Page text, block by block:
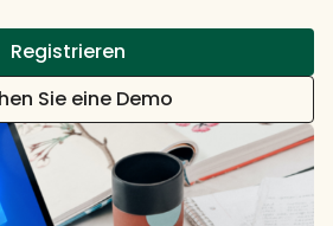
Registrieren
Sie eine Demo